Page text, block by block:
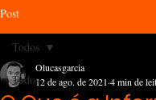
Post
Todos
Todos
Olucasgarcia
12 de ago. de 2021 4 min de